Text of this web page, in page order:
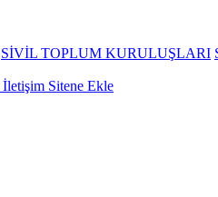
SİVİL TOPLUM KURULUŞLARI
İletişim Sitene Ekle